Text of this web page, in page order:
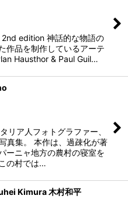
edition 神話的な物語の
作品を制作しているアーテ
Hausthor & Paul Guil…
リア人フォトグラファー、
真集。 本作は、過疎化が著
ーニャ地方の農村の寝室を
の村では…
Kimura 木村和平